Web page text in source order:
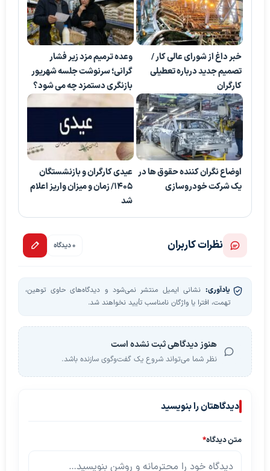
خبر داغ از شورای عالی کار /
تصمیم جدید درباره تعطیلی
کارگران
وعده ترمیم مزد زیر فشار
گرانی؛ سرنوشت جلسه شهریور
بازنگری دستمزد چه می شود؟
اوضاع نگران کننده حقوق ها در
یک شرکت خودروسازی
عیدی کارگران و بازنشستگان
۱۴۰۵/ زمان و میزان واریز اعلام
شد
نظرات کاربران 0 دیدگاه
یادآوری: نشانی ایمیل منتشر نمی‌شود و دیدگاه‌های حاوی توهین،
تهمت، افترا یا واژگان نامناسب تأیید نخواهند شد.
هنوز دیدگاهی ثبت نشده است
نظر شما می‌تواند شروع یک گفت‌وگوی سازنده باشد.
دیدگاهتان را بنویسید
متن دیدگاه*